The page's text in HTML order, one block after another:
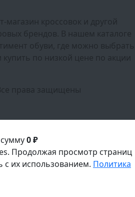
магазин кроссовок и другой
брендов. В нашем каталоге
обуви, где можно выбрать
купить по низкой цене по акции
права защищены
0 ₽
Продолжая просмотр страниц
с их использованием. Политика